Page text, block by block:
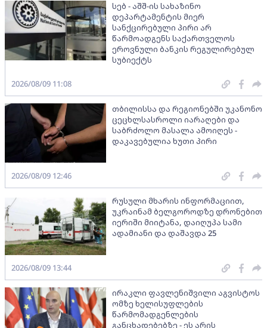
სებ - აშშ-ის სახაზინო
დეპარტამენტის მიერ
სანქცირებული პირი არ
წარმოადგენს საქართველოს
ეროვნული ბანკის რეგულირებულ
სუბიექტს
2026/08/09 11:08
თბილისსა და რეგიონებში უკანონო
ცეცხლსასროლი იარაღები და
საბრძოლო მასალა ამოიღეს -
დაკავებულია ხუთი პირი
2026/08/09 12:46
რუსული მხარის ინფორმაციით,
უკრაინამ ბელგოროდზე დრონებით
იერიში მიიტანა, დაიღუპა სამი
ადამიანი და დაშავდა 25
2026/08/09 13:44
ირაკლი ფავლენიშვილი აგვისტოს
ომზე ხელისუფლების
წარმომადგენლების
განცხადებებზე - ეს არის